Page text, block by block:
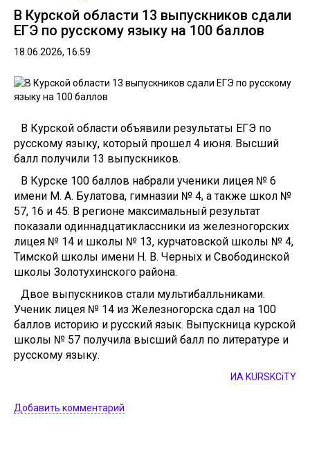
В Курской области 13 выпускников сдали
ЕГЭ по русскому языку на 100 баллов
18.06.2026, 16.59
В Курской области объявили результаты ЕГЭ по
русскому языку, который прошел 4 июня. Высший
балл получили 13 выпускников.
В Курске 100 баллов набрали ученики лицея № 6
имени М. А. Булатова, гимназии № 4, а также школ №
57, 16 и 45. В регионе максимальный результат
показали одиннадцатиклассники из железногорских
лицея № 14 и школы № 13, курчатовской школы № 4,
Тимской школы имени Н. В. Черных и Свободинской
школы Золотухинского района.
Двое выпускников стали мультибалльниками.
Ученик лицея № 14 из Железногорска сдал на 100
баллов историю и русский язык. Выпускница курской
школы № 57 получила высший балл по литературе и
русскому языку.
ИА KURSKCiTY
Добавить комментарий